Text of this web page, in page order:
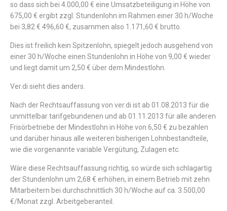
so dass sich bei 4.000,00 € eine Umsatzbeteiligung in Höhe von
675,00 € ergibt zzgl. Stundenlohn im Rahmen einer 30 h/Woche
bei 3,82 € 496,60 €, zusammen also 1.171,60 € brutto.
Dies ist freilich kein Spitzenlohn, spiegelt jedoch ausgehend von
einer 30 h/Woche einen Stundenlohn in Höhe von 9,00 € wieder
und liegt damit um 2,50 € über dem Mindestlohn.
Ver.di sieht dies anders.
Nach der Rechtsauffassung von ver.di ist ab 01.08.2013 für die
unmittelbar tarifgebundenen und ab 01.11.2013 für alle anderen
Frisörbetriebe der Mindestlohn in Höhe von 6,50 € zu bezahlen
und darüber hinaus alle weiteren bisherigen Lohnbestandteile,
wie die vorgenannte variable Vergütung, Zulagen etc.
Wäre diese Rechtsauffassung richtig, so würde sich schlagartig
der Stundenlohn um 2,68 € erhöhen, in einem Betrieb mit zehn
Mitarbeitern bei durchschnittlich 30 h/Woche auf ca. 3.500,00
€/Monat zzgl. Arbeitgeberanteil.